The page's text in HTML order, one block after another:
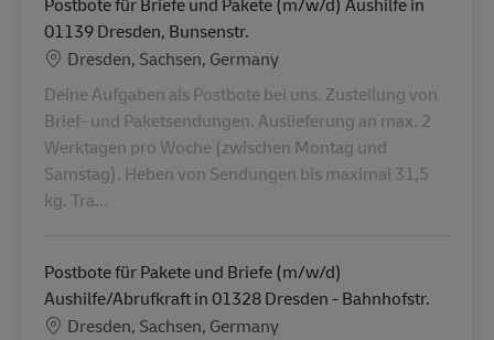
01139 Dresden, Bunsenstr.
Locatie
Dresden, Sachsen, Germany
Deine Aufgaben als Postbote bei uns. Zustellung von
Brief- und Paketsendungen. Auslieferung an max. 2
Werktagen pro Woche (zwischen Montag und
Samstag). Heben von Sendungen bis maximal 31,5
kg. Tra...
Postbote für Pakete und Briefe (m/w/d)
Aushilfe/Abrufkraft in 01328 Dresden - Bahnhofstr.
Locatie
Dresden, Sachsen, Germany